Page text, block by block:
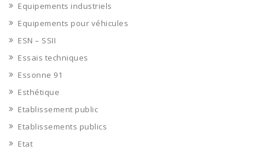
Equipements industriels
Equipements pour véhicules
ESN – SSII
Essais techniques
Essonne 91
Esthétique
Etablissement public
Etablissements publics
Etat